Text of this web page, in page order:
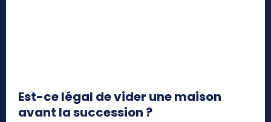
Est-ce légal de vider une maison
avant la succession ?